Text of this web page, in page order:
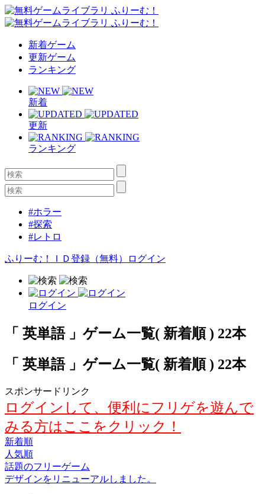
新着ゲーム
更新ゲーム
ランキング
新着
更新
ランキング
#ホラー
#探索
#レトロ
ふりーむ！ＩＤ登録（無料） ログイン
ログイン
「 英単語 」ゲーム一覧( 新着順 ) 22本
「 英単語 」ゲーム一覧( 新着順 ) 22本
スポンサードリンク
ログインして、便利にフリゲを遊んで
みる方はここをクリック！
新着順
人気順
話題のフリーゲーム
デザインをリニューアルしました。